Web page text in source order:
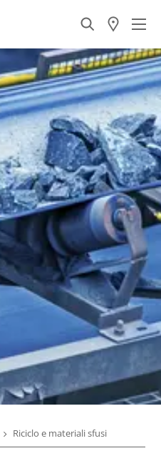
Riciclo e materiali sfusi